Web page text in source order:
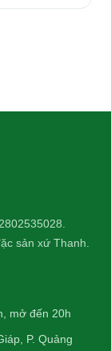
sản xứ Thanh.
mở đến 20h
P. Quảng